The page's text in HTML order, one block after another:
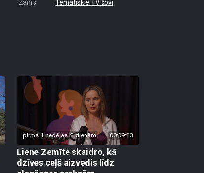
Žanrs Tematiskie TV šovi
pirms 1 nedēļas, 2 dienām 00:09:23
Liene Zemīte skaidro, kā
dzīves ceļš aizvedis līdz